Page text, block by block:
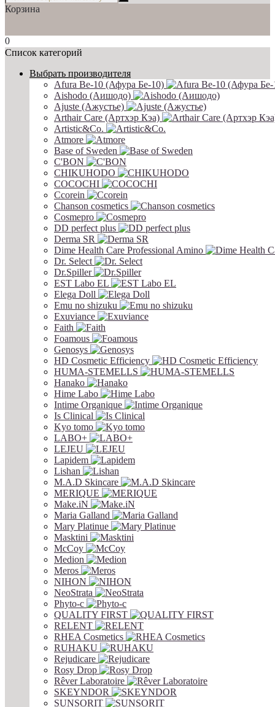
Корзина
0
Список категорий
Выбрать производителя
Afura Be-10 (Афура Бе-10)
Aishodo (Аишодо)
Ajuste (Ажустье)
Arthair Care (Артхэр Кэа)
Artistic&Co.
Atmore
Base of Sweden
C'BON
CHIKUHODO
COCOCHI
Ccorein
Chanson cosmetics
Cosmepro
DD perfect plus
Derma SR
Dime Health Care Professional Amino
Dr. Select
Dr.Spiller
EST Labo EL
Elega Doll
Emu no shizuku
Exuviance
Faith
Foamous
Genosys
HD Cosmetic Efficiency
HUMA-STEMELLS
Hanako
Hime Labo
Intime Organique
Is Clinical
Kyo tomo
LABO+
LEJEU
Lapidem
Lishan
M.A.D Skincare
MERIQUE
Make.iN
Maria Galland
Mary Platinue
Masktini
McCoy
Medion
Meros
NIHON
NeoStrata
Phyto-c
QUALITY FIRST
RELENT
RHEA Cosmetics
RUHAKU
Rejudicare
Rosy Drop
Rêver Laboratoire
SKEYNDOR
SUNSORIT